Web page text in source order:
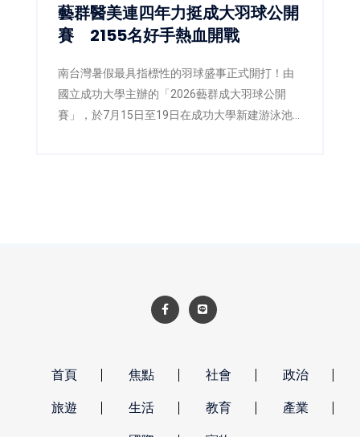
藝群醫美連四年力挺成大羽球公開
賽 2155名好手熱血開戰
南台灣暑假最具指標性的羽球盛事正式開打！由
國立成功大學主辦的「2026藝群成大羽球公開
賽」，於7月15日至19日在成功大學新建游泳池
首頁 焦點 社會 政治
旅遊 生活 教育 產業